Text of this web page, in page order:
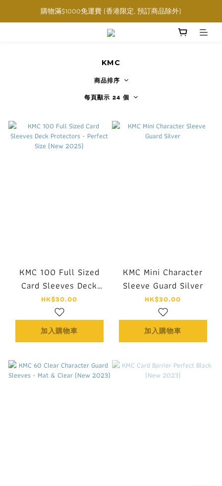
購物滿$1000免運費 (香港限定, 預訂商品除外)
購物滿$1000免運費 (香港限定, 預訂商品除外)
指定角色卡套卡盒任選三件$160
KMC
商品排序
每頁顯示 24 個
KMC 100 Full Sized
Card Sleeves Deck
Protectors - Perfect
Size (New 2025)
HK$30.00
加入購物車
KMC Mini Character
Sleeve Guard Silver
HK$30.00
加入購物車